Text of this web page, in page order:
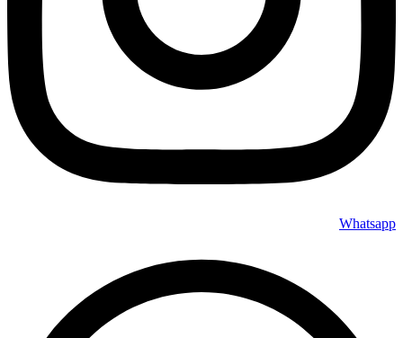
Whatsapp